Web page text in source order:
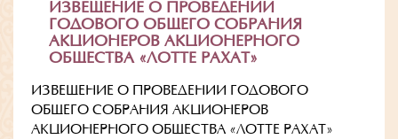
ИЗВЕЩЕНИЕ О ПРОВЕДЕНИИ
ГОДОВОГО ОБЩЕГО СОБРАНИЯ
АКЦИОНЕРОВ АКЦИОНЕРНОГО
ОБЩЕСТВА «ЛОТТЕ РАХАТ»
ИЗВЕЩЕНИЕ О ПРОВЕДЕНИИ ГОДОВОГО
ОБЩЕГО СОБРАНИЯ АКЦИОНЕРОВ
АКЦИОНЕРНОГО ОБЩЕСТВА «ЛОТТЕ РАХАТ»